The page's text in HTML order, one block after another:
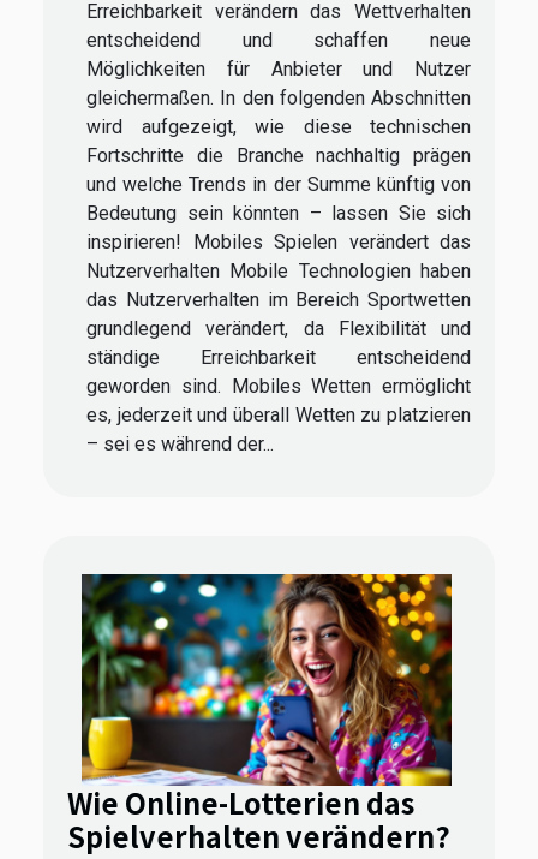
Erreichbarkeit verändern das Wettverhalten
entscheidend und schaffen neue
Möglichkeiten für Anbieter und Nutzer
gleichermaßen. In den folgenden Abschnitten
wird aufgezeigt, wie diese technischen
Fortschritte die Branche nachhaltig prägen
und welche Trends in der Summe künftig von
Bedeutung sein könnten – lassen Sie sich
inspirieren! Mobiles Spielen verändert das
Nutzerverhalten Mobile Technologien haben
das Nutzerverhalten im Bereich Sportwetten
grundlegend verändert, da Flexibilität und
ständige Erreichbarkeit entscheidend
geworden sind. Mobiles Wetten ermöglicht
es, jederzeit und überall Wetten zu platzieren
– sei es während der...
Wie Online-Lotterien das
Spielverhalten verändern?